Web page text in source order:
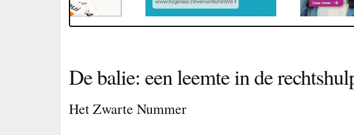
De balie: een leemte in de
Het Zwarte Nummer